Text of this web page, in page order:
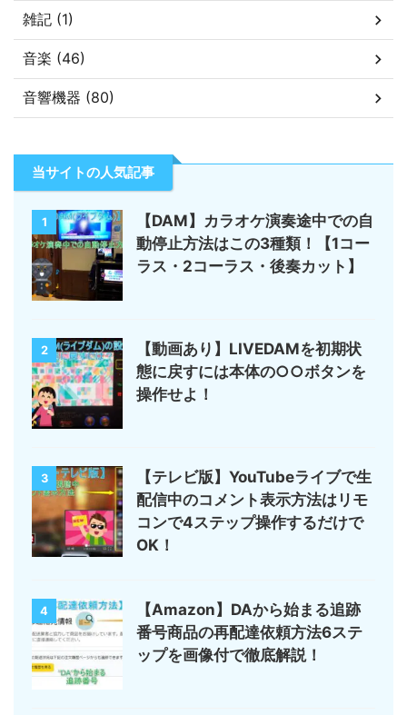
雑記 (1)
音楽 (46)
音響機器 (80)
当サイトの人気記事
1
【DAM】カラオケ演奏途中での自
動停止方法はこの3種類！【1コー
ラス・2コーラス・後奏カット】
2
【動画あり】LIVEDAMを初期状
態に戻すには本体の○○ボタンを
操作せよ！
3
【テレビ版】YouTubeライブで生
配信中のコメント表示方法はリモ
コンで4ステップ操作するだけで
OK！
4
【Amazon】DAから始まる追跡
番号商品の再配達依頼方法6ステ
ップを画像付で徹底解説！